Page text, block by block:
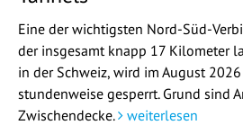
Eine der wichtigsten Nord-Süd-
der insgesamt knapp 17 Kilometer
in der Schweiz, wird im August
stundenweise gesperrt. Grund sind
Zwischendecke.
weiterlesen